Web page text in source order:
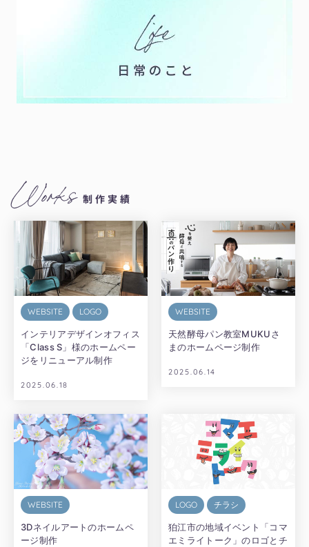
Works 制作実績
WEBSITE LOGO
インテリアデザインオフィス
「Class S」様のホームペー
ジをリニューアル制作
2025.06.18
WEBSITE
天然酵母パン教室MUKUさ
まのホームページ制作
2025.06.14
WEBSITE
3Dネイルアートのホームペ
ージ制作
LOGO チラシ
狛江市の地域イベント「コマ
エミライトーク」のロゴとチ